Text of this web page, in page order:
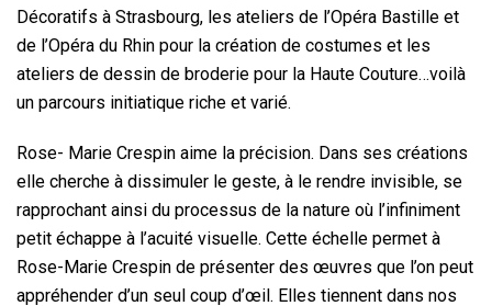
Décoratifs à Strasbourg, les ateliers de l’Opéra Bastille et
de l’Opéra du Rhin pour la création de costumes et les
ateliers de dessin de broderie pour la Haute Couture…voilà
un parcours initiatique riche et varié.
Rose- Marie Crespin aime la précision. Dans ses créations
elle cherche à dissimuler le geste, à le rendre invisible, se
rapprochant ainsi du processus de la nature où l’infiniment
petit échappe à l’acuité visuelle. Cette échelle permet à
Rose-Marie Crespin de présenter des œuvres que l’on peut
appréhender d’un seul coup d’œil. Elles tiennent dans nos